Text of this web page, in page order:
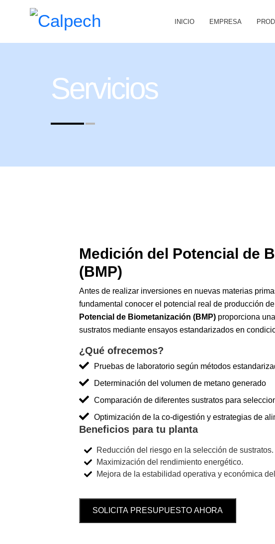
INICIO EMPRESA
Servicios
Medición del Potencial de
(BMP)
Antes de realizar inversiones en nuevas materias
fundamental conocer el potencial real de producción
Potencial de Biometanización (BMP) proporciona
sustratos mediante ensayos estandarizados en
¿Qué ofrecemos?
Pruebas de laboratorio según métodos
Determinación del volumen de metano generado
Comparación de diferentes sustratos para
Optimización de la co-digestión y estrategias de
Beneficios para tu planta
Reducción del riesgo en la selección de sustratos.
Maximización del rendimiento energético.
Mejora de la estabilidad operativa y económica
SOLICITA PRESUPUESTO AHORA